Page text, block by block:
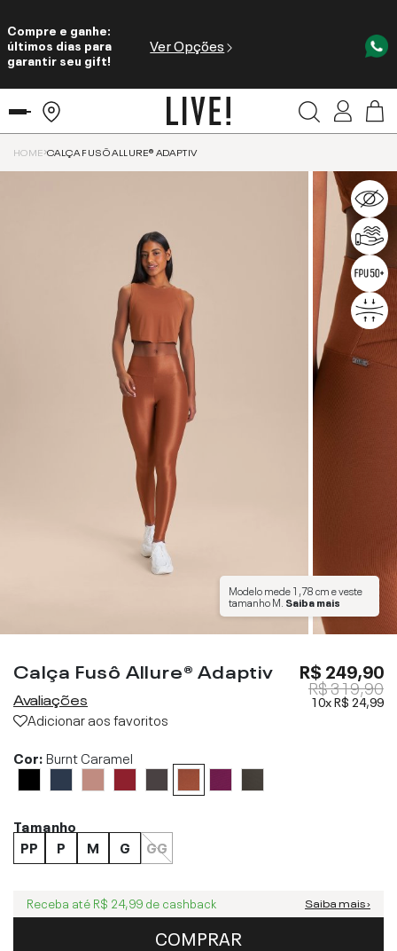
Compre e ganhe:
últimos dias para
garantir seu gift!
Ver Opções
HOME CALÇA FUSÔ ALLURE® ADAPTIV
Modelo mede1,78 cme veste
tamanhoM Saiba mais
Calça Fusô Allure® Adaptiv
Avaliações
Adicionar aos favoritos
R$ 249,90
R$ 319,90
10xR$ 24,99
Cor:Burnt Caramel
Tamanho
PP
P M G GG
Receba até R$ 24,99 de cashback Saiba mais ›
COMPRAR